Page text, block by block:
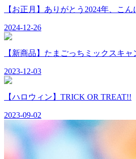
【お正月】ありがとう2024年、こん
2024-12-26
【新商品】たまごっちミックスキャ
2023-12-03
【ハロウィン】TRICK OR TREAT!!
2023-09-02